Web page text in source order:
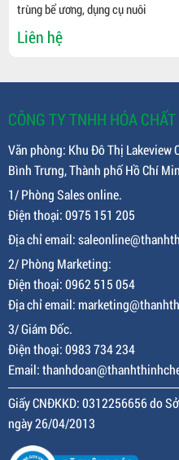
trùng bể ương, dụng cụ nuôi
Liên hệ
CÔNG TY TNHH HÓA
Văn phòng: Khu Đô Thị Lakeview
Bình Trưng, Thành phố Hồ Chí
1/ Phòng Sales online.
Điện thoại: 0975 151 205
Địa chỉ email:
2/ Phòng Marketing:
Điện thoại: 0962 515 054
Địa chỉ email:
3/ Giám Đốc.
Điện thoại: 0983 734 234
Email:
Giấy CNĐKKD: 0312256656 do
ngày 26/04/2013